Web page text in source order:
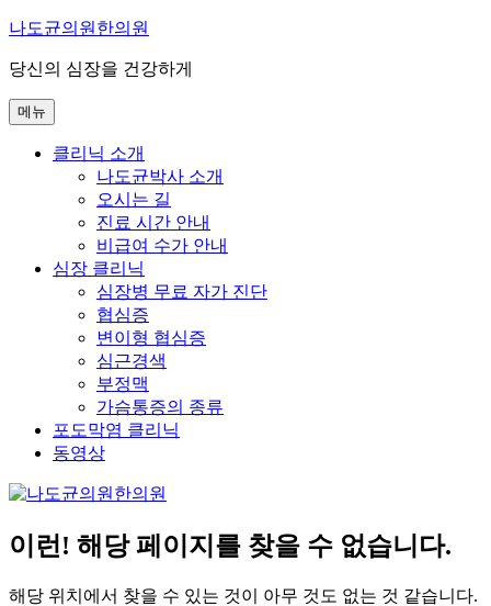
콘
츠
로
바
나도균의원한의원
당신의 심장을 건강하게
메뉴
클리닉 소개
나도균박사 소개
오시는 길
진료 시간 안내
비급여 수가 안내
심장 클리닉
심장병 무료 자가 진단
협심증
변이형 협심증
심근경색
부정맥
가슴통증의 종류
포도막염 클리닉
동영상
이런! 해당 페이지를 찾을 수 없습니다.
해당 위치에서 찾을 수 있는 것이 아무 것도 없는 것 같습니다.